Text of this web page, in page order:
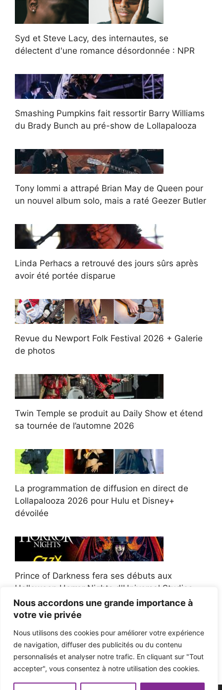
Nous accordons une grande importance à
votre vie privée
Nous utilisons des cookies pour améliorer votre expérience
de navigation, diffuser des publicités ou du contenu
personnalisés et analyser notre trafic. En cliquant sur "Tout
accepter", vous consentez à notre utilisation des cookies.
Syd et Steve Lacy, des internautes, se
délectent d'une romance désordonnée : NPR
Smashing Pumpkins fait ressortir Barry Williams
du Brady Bunch au pré-show de Lollapalooza
Tony Iommi a attrapé Brian May de Queen pour
un nouvel album solo, mais a raté Geezer Butler
Linda Perhacs a retrouvé des jours sûrs après
avoir été portée disparue
Revue du Newport Folk Festival 2026 + Galerie
de photos
Twin Temple se produit au Daily Show et étend
sa tournée de l’automne 2026
La programmation de diffusion en direct de
Lollapalooza 2026 pour Hulu et Disney+
dévoilée
Prince of Darkness fera ses débuts aux
Halloween Horror Nights d'Universal Studios
Afroman poursuit un policier de l'Ohio après la
victoire du jury en diffamation